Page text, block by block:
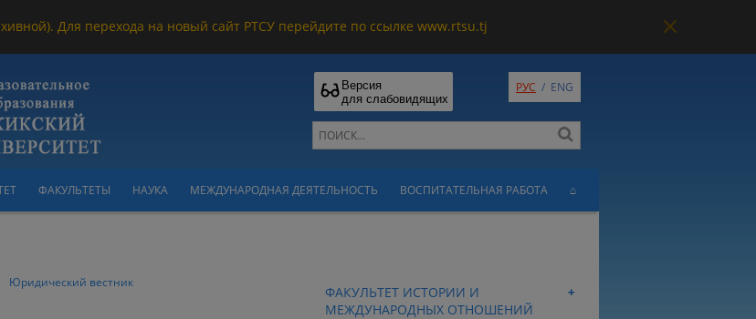
Для перехода на новый сайт РТСУ перейдите по ссылке www.rtsu.tj
Версия
для слабовидящих
РУС / ENG
ФАКУЛЬТЕТЫ НАУКА МЕЖДУНАРОДНАЯ ДЕЯТЕЛЬНОСТЬ ВОСПИТАТЕЛЬНАЯ РАБОТА ⌂
Юридический вестник
ФАКУЛЬТЕТ ИСТОРИИ И
МЕЖДУНАРОДНЫХ ОТНОШЕНИЙ